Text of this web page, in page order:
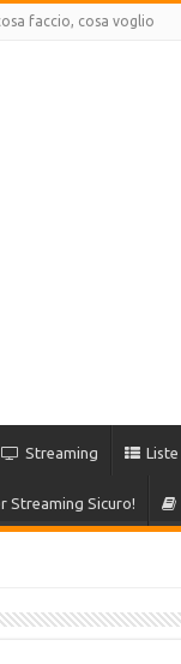
faccio, cosa voglio
Streaming Liste
Streaming Sicuro!